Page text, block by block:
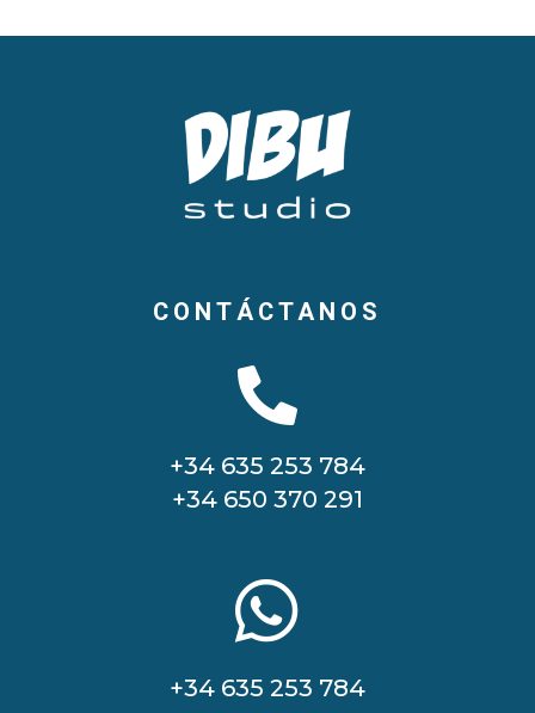
CONTÁCTANOS

+34 635 253 784
+34 650 370 291

+34 635 253 784